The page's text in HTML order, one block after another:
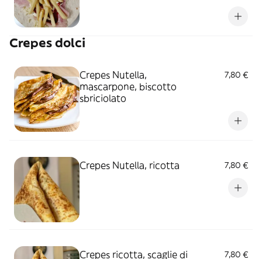
Crepes dolci
Crepes Nutella,
mascarpone, biscotto
sbriciolato
7,80 €
Crepes Nutella, ricotta 7,80 €
Crepes ricotta, scaglie di
7,80 €